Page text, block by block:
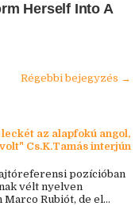
Herself Into A
Régebbi bejegyzés →
az alapfokú angol,
Cs.K.Tamás interjún
pozícióban
vélt nyelven
Rubiót, de el...